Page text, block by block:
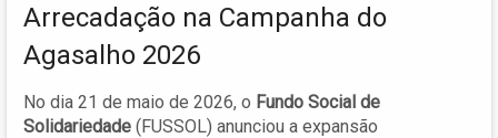
Arrecadação na Campanha do
Agasalho 2026
No dia 21 de maio de 2026, o Fundo Social de
Solidariedade (FUSSOL) anunciou a expansão